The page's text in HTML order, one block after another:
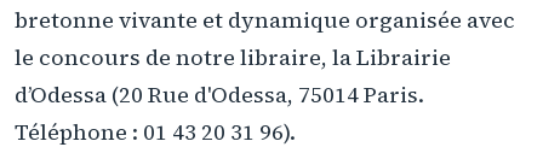
bretonne vivante et dynamique organisée avec
le concours de notre libraire, la Librairie
d’Odessa (20 Rue d'Odessa, 75014 Paris.
Téléphone : 01 43 20 31 96).